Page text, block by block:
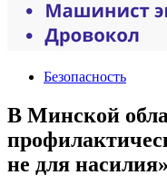
Безопасность
В Минской
не для насилия»